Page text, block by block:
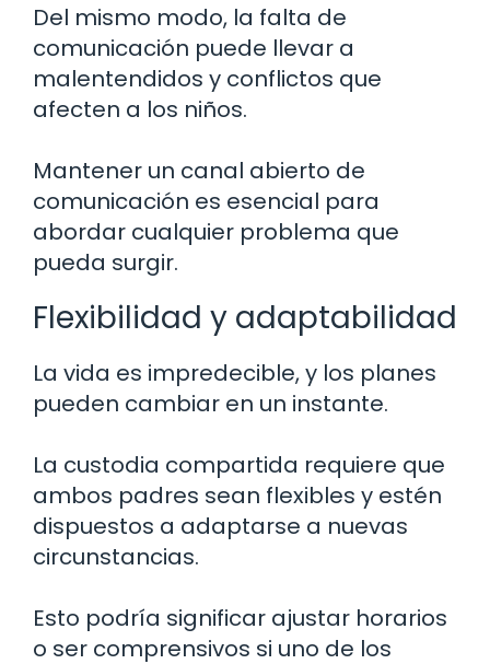
Del mismo modo, la falta de
comunicación puede llevar a
malentendidos y conflictos que
afecten a los niños.
Mantener un canal abierto de
comunicación es esencial para
abordar cualquier problema que
pueda surgir.
Flexibilidad y adaptabilidad
La vida es impredecible, y los planes
pueden cambiar en un instante.
La custodia compartida requiere que
ambos padres sean flexibles y estén
dispuestos a adaptarse a nuevas
circunstancias.
Esto podría significar ajustar horarios
o ser comprensivos si uno de los